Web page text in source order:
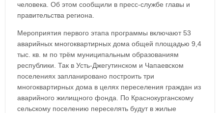
человека. Об этом сообщили в пресс-службе главы и
правительства региона.
Мероприятия первого этапа программы включают 53
аварийных многоквартирных дома общей площадью 9,4
тыс. кв. м по трём муниципальным образованиям
республики. Так в Усть-Джегутинском и Чапаевском
поселениях запланировано построить три
многоквартирных дома в целях переселения граждан из
аварийного жилищного фонда. По Краснокурганскому
сельскому поселению переселять будут в жилые